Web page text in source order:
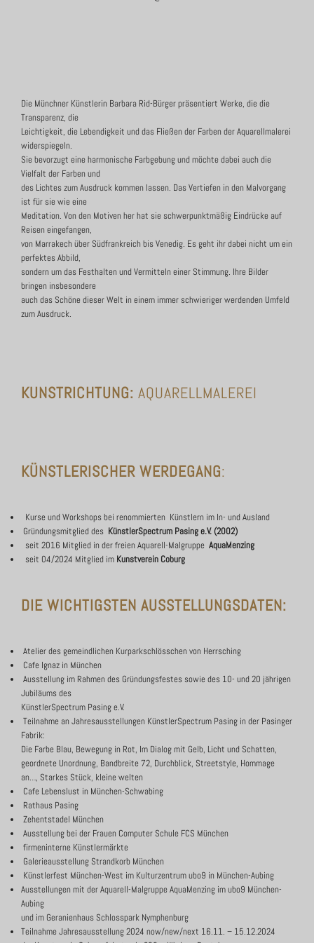
Die Münchner Künstlerin Barbara Rid-Bürger präsentiert Werke, die die
Transparenz, die
Leichtigkeit, die Lebendigkeit und das Fließen der Farben der Aquarellmalerei
widerspiegeln.
Sie bevorzugt eine harmonische Farbgebung und möchte dabei auch die
Vielfalt der Farben und
des Lichtes zum Ausdruck kommen lassen. Das Vertiefen in den Malvorgang
ist für sie wie eine
Meditation. Von den Motiven her hat sie schwerpunktmäßig Eindrücke auf
Reisen eingefangen,
von Marrakech über Südfrankreich bis Venedig. Es geht ihr dabei nicht um ein
perfektes Abbild,
sondern um das Festhalten und Vermitteln einer Stimmung. Ihre Bilder
bringen insbesondere
auch das Schöne dieser Welt in einem immer schwieriger werdenden Umfeld
zum Ausdruck.
KUNSTRICHTUNG: AQUARELLMALEREI
KÜNSTLERISCHER WERDEGANG:
Kurse und Workshops bei renommierten Künstlern im In- und Ausland
Gründungsmitglied des KünstlerSpectrum Pasing e.V. (2002)
seit 2016 Mitglied in der freien Aquarell-Malgruppe AquaMenzing
seit 04/2024 Mitglied im Kunstverein Coburg
DIE WICHTIGSTEN AUSSTELLUNGSDATEN:
Atelier des gemeindlichen Kurparkschlösschen von Herrsching
Cafe Ignaz in München
Ausstellung im Rahmen des Gründungsfestes sowie des 10- und 20 jährigen
Jubiläums des
KünstlerSpectrum Pasing e.V.
Teilnahme an Jahresausstellungen KünstlerSpectrum Pasing in der Pasinger
Fabrik:
Die Farbe Blau, Bewegung in Rot, Im Dialog mit Gelb, Licht und Schatten,
geordnete Unordnung, Bandbreite 72, Durchblick, Streetstyle, Hommage
an…, Starkes Stück, kleine welten
Cafe Lebenslust in München-Schwabing
Rathaus Pasing
Zehentstadel München
Ausstellung bei der Frauen Computer Schule FCS München
firmeninterne Künstlermärkte
Galerieausstellung Strandkorb München
Künstlerfest München-West im Kulturzentrum ubo9 in München-Aubing
Ausstellungen mit der Aquarell-Malgruppe AquaMenzing im ubo9 München-
Aubing
und im Geranienhaus Schlosspark Nymphenburg
Teilnahme Jahresausstellung 2024 now/new/next 16.11. – 15.12.2024